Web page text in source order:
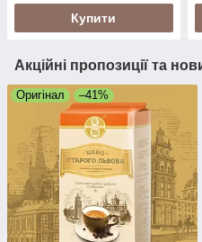
Купити
Акційні пропозиції та
Оригінал –41%